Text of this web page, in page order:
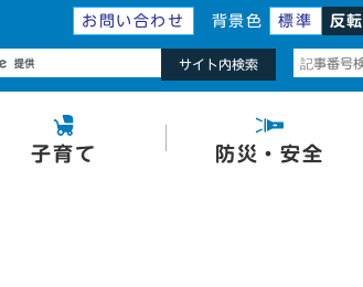
お問い合わせ 背景色 標準 反転
サイト内検索
子育て 防災・安全